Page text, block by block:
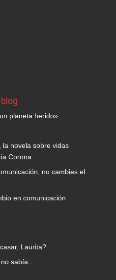
planeta herido»
la novela sobre vidas
Corona
no cambies el
en comunicación
Laurita?
sabía…